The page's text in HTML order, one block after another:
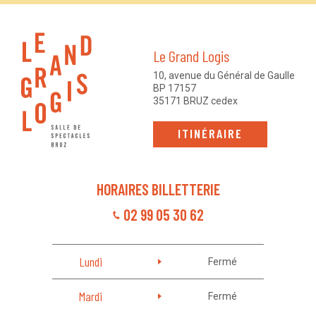
Le Grand Logis
10, avenue du Général de Gaulle
BP 17157
35171 BRUZ cedex
ITINÉRAIRE
HORAIRES BILLETTERIE
02 99 05 30 62
Lundi Fermé
Mardi Fermé